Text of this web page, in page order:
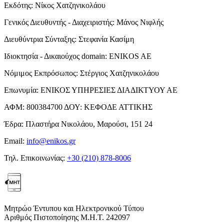
Εκδότης: Νίκος Χατζηνικολάου
Γενικός Διευθυντής - Διαχειριστής: Μάνος Νιφλής
Διευθύντρια Σύνταξης: Στεφανία Κασίμη
Ιδιοκτησία - Δικαιούχος domain: ENIKOS AE
Νόμιμος Εκπρόσωπος: Στέργιος Χατζηνικολάου
Επωνυμία: ΕΝΙΚΟΣ ΥΠΗΡΕΣΙΕΣ ΔΙΑΔΙΚΤΥΟΥ ΑΕ
ΑΦΜ: 800384700 ΔΟΥ: ΚΕΦΟΔΕ ΑΤΤΙΚΗΣ
Έδρα: Πλαστήρα Νικολάου, Μαρούσι, 151 24
Email: info@enikos.gr
Τηλ. Επικοινωνίας: +30 (210) 878-8006
Μητρώο Έντυπου και Ηλεκτρονικού Τύπου
Αριθμός Πιστοποίησης Μ.Η.Τ. 242097